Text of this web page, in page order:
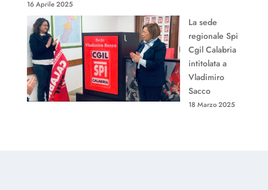
16 Aprile 2025
La sede
regionale Spi
Cgil Calabria
intitolata a
Vladimiro
Sacco
18 Marzo 2025